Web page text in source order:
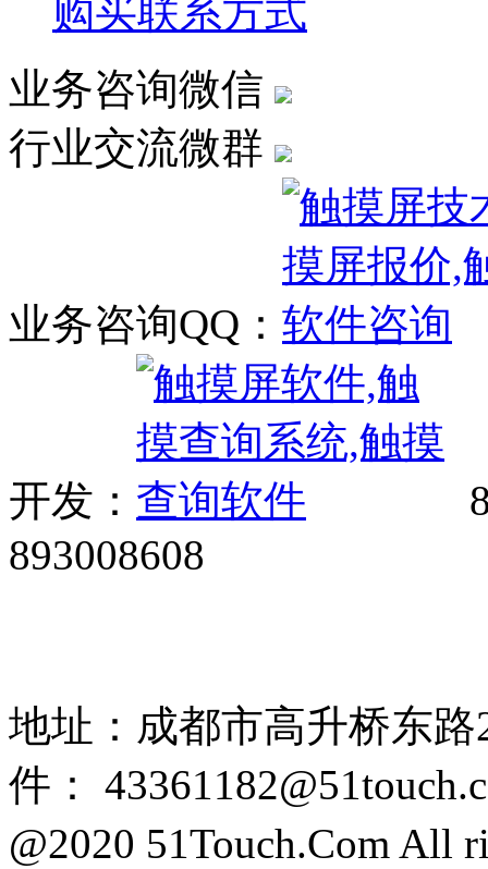
购买联系方式
业务咨询微信
行业交流微群
业务咨询QQ：
开发：
893008608
地址：成都市高升桥东
件：
@2020 51Touch.Com All